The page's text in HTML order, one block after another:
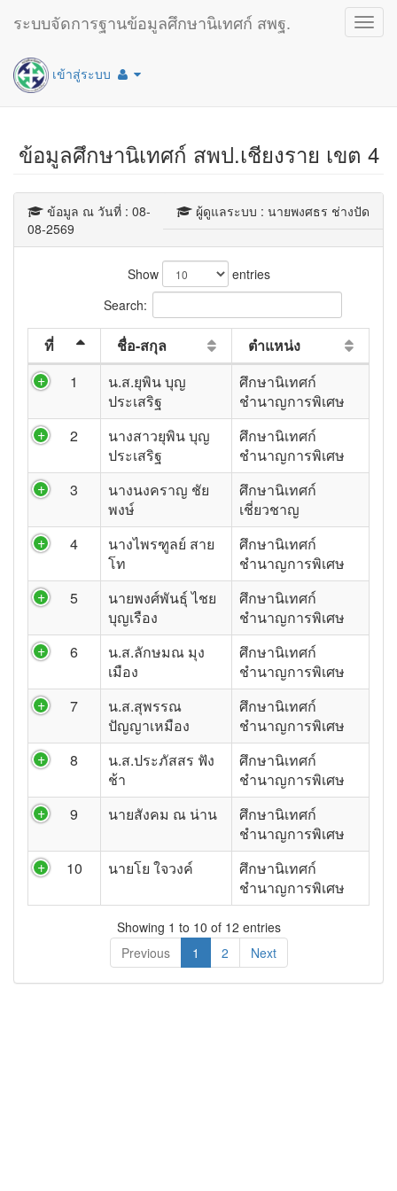
ระบบจัดการฐานข้อมูลศึกษานิเทศก์ สพฐ.
เข้าสู่ระบบ
ข้อมูลศึกษานิเทศก์ สพป.เชียงราย เขต 4
ผู้ดูแลระบบ : นายพงศธร ช่างปัด
ข้อมูล ณ วันที่ : 08-
08-2569
Show
entries
Search:
ที่ ชื่อ-สกุล
ตำแหน่ง
1
น.ส.ยุพิน บุญ
ประเสริฐ
ศึกษานิเทศก์
ชำนาญการพิเศษ
2
นางสาวยุพิน บุญ
ประเสริฐ
ศึกษานิเทศก์
ชำนาญการพิเศษ
3
นางนงคราญ ชัย
พงษ์
ศึกษานิเทศก์
เชี่ยวชาญ
4
นางไพรฑูลย์ สาย
โท
ศึกษานิเทศก์
ชำนาญการพิเศษ
5
นายพงศ์พันธุ์ ไชย
บุญเรือง
ศึกษานิเทศก์
ชำนาญการพิเศษ
6
น.ส.ลักษมณ มุง
เมือง
ศึกษานิเทศก์
ชำนาญการพิเศษ
7
น.ส.สุพรรณ
ปัญญาเหมือง
ศึกษานิเทศก์
ชำนาญการพิเศษ
8
น.ส.ประภัสสร ฟัง
ช้า
ศึกษานิเทศก์
ชำนาญการพิเศษ
9
นายสังคม ณ น่าน
ศึกษานิเทศก์
ชำนาญการพิเศษ
10
นายโย ใจวงค์
ศึกษานิเทศก์
ชำนาญการพิเศษ
Showing 1 to 10 of 12 entries
Previous
1 2 Next